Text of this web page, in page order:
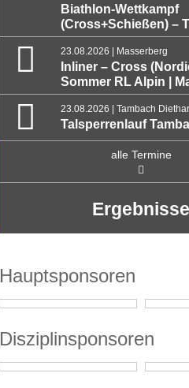
Biathlon-Wettkampf
(Cross+Schießen) –
23.08.2026 | Masserberg
Inliner – Cross
Sommer RL Alpin |
23.08.2026 | Tambach
Talsperrenlauf
alle Termine
Ergebnisse
Hauptsponsoren
Disziplinsponsoren